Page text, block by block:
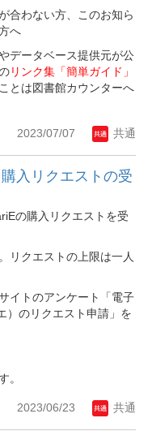
合わない方、このお知ら
へ
データベース提供元が公
リンク集「簡単ガイド」
とは図書館カウンターへ
2023/07/07 共通
入リクエストの受
の購入リクエストを受
リクエストの上限は一人
イトのアンケート「電子
）のリクエスト申請」を
。
2023/06/23 共通